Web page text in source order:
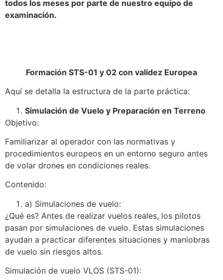
todos los meses por parte de nuestro equipo de
examinación.
Formación STS-01 y 02 con validez Europea
Aquí se detalla la estructura de la parte práctica:
Simulación de Vuelo y Preparación en Terreno
Objetivo:
Familiarizar al operador con las normativas y
procedimientos europeos en un entorno seguro antes
de volar drones en condiciones reales.
Contenido:
a) Simulaciones de vuelo:
¿Qué es? Antes de realizar vuelos reales, los pilotos
pasan por simulaciones de vuelo. Estas simulaciones
ayudan a practicar diferentes situaciones y maniobras
de vuelo sin riesgos altos.
Simulación de vuelo VLOS (STS-01):